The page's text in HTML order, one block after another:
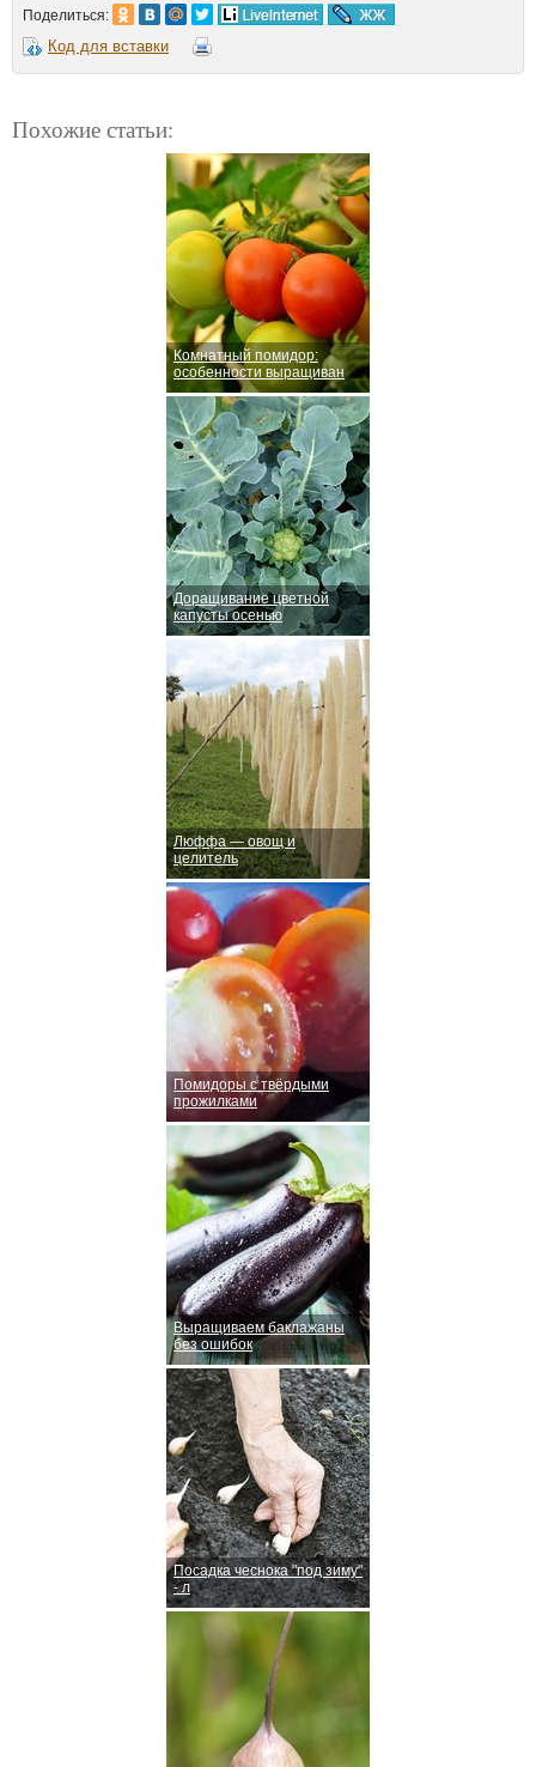
Поделиться:
Код для вставки
Похожие статьи:
Комнатный помидор:
особенности выращиван
Доращивание цветной
капусты осенью
Люффа — овощ и
целитель
Помидоры с твёрдыми
прожилками
Выращиваем баклажаны
без ошибок
Посадка чеснока "под зиму"
- л